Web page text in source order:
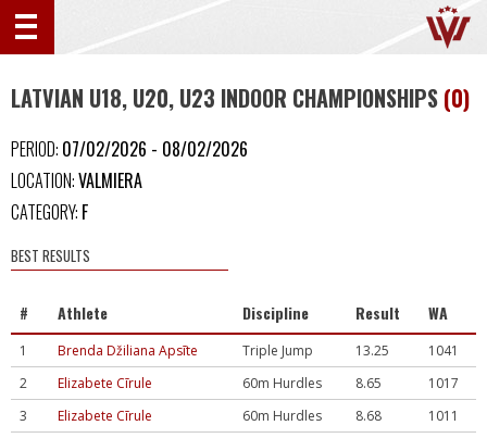
LATVIAN U18, U20, U23 INDOOR CHAMPIONSHIPS (0)
PERIOD: 07/02/2026 - 08/02/2026
LOCATION:VALMIERA
CATEGORY: F
BEST RESULTS
# Athlete Discipline Result WA
1 Brenda Džiliana Apsīte Triple Jump 13.25
1041
2
Elizabete Cīrule 60m Hurdles 8.65
1017
3
Elizabete Cīrule 60m Hurdles 8.68
1011